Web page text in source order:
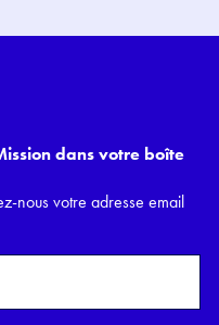
dans votre boîte
nous votre adresse email